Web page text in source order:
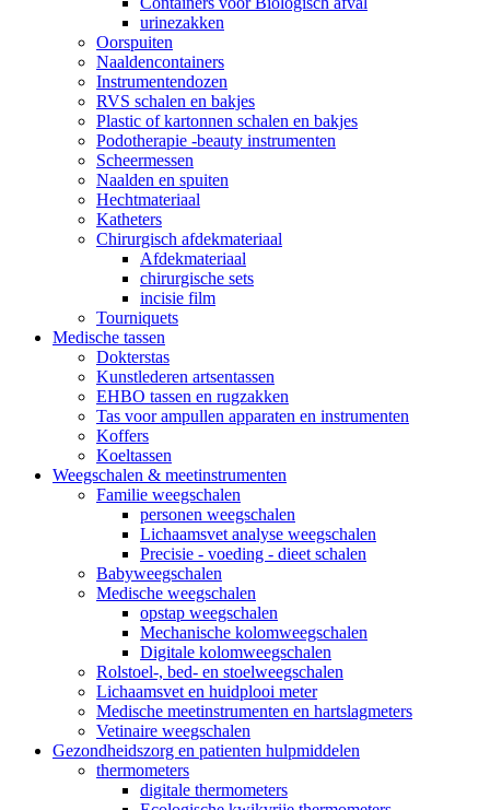
urinezakken
Oorspuiten
Naaldencontainers
Instrumentendozen
RVS schalen en bakjes
Plastic of kartonnen schalen en bakjes
Podotherapie -beauty instrumenten
Scheermessen
Naalden en spuiten
Hechtmateriaal
Katheters
Chirurgisch afdekmateriaal
Afdekmateriaal
chirurgische sets
incisie film
Tourniquets
Medische tassen
Dokterstas
Kunstlederen artsentassen
EHBO tassen en rugzakken
Tas voor ampullen apparaten en instrumenten
Koffers
Koeltassen
Weegschalen & meetinstrumenten
Familie weegschalen
personen weegschalen
Lichaamsvet analyse weegschalen
Precisie - voeding - dieet schalen
Babyweegschalen
Medische weegschalen
opstap weegschalen
Mechanische kolomweegschalen
Digitale kolomweegschalen
Rolstoel-, bed- en stoelweegschalen
Lichaamsvet en huidplooi meter
Medische meetinstrumenten en hartslagmeters
Vetinaire weegschalen
Gezondheidszorg en patienten hulpmiddelen
thermometers
digitale thermometers